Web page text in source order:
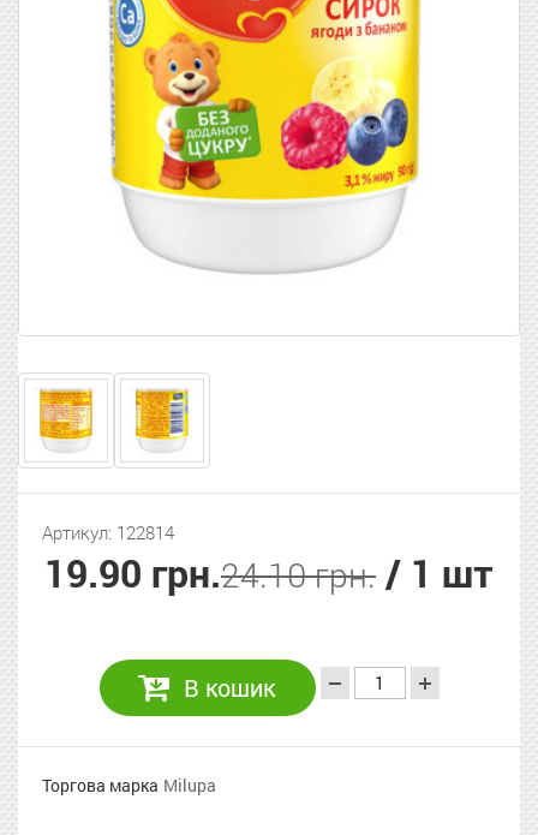
Артикул: 122814
19.90 грн.24.10 грн. / 1 шт
В кошик
Торгова марка Milupa